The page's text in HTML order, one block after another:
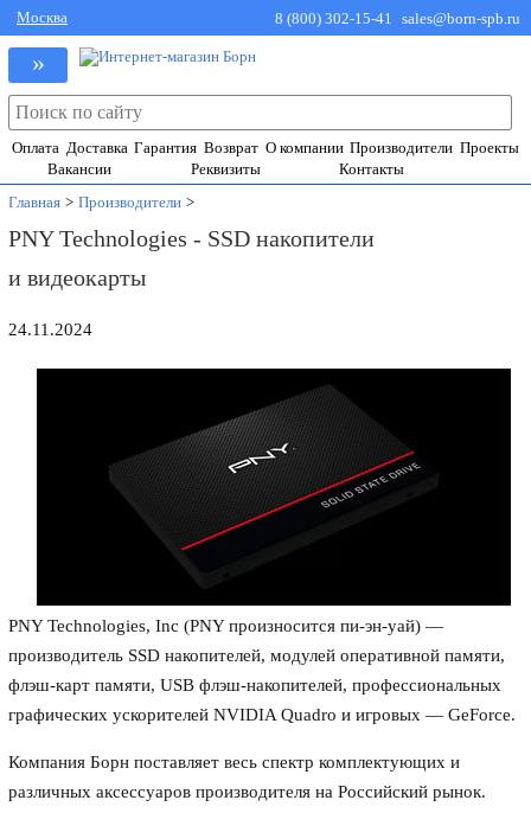
Москва 8 (800) 302-15-41 sales@born-spb.ru
»
Оплата Доставка Гарантия Возврат О компании Производители Проекты
Вакансии
Реквизиты
Контакты
Главная > Производители >
PNY Technologies - SSD накопители
и видеокарты
24.11.2024
PNY Technologies, Inc (PNY произносится пи-эн-уай) —
производитель SSD накопителей, модулей оперативной памяти,
флэш-карт памяти, USB флэш-накопителей, профессиональных
графических ускорителей NVIDIA Quadro и игровых — GeForce.
Компания Борн поставляет весь спектр комплектующих и
различных аксессуаров производителя на Российский рынок.